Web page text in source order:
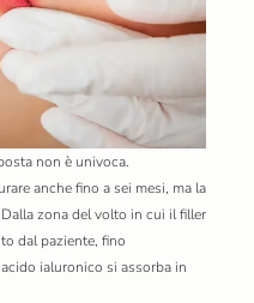
non è univoca.
anche fino a sei mesi, ma la
zona del volto in cui il filler
dal paziente, fino
ialuronico si assorba in